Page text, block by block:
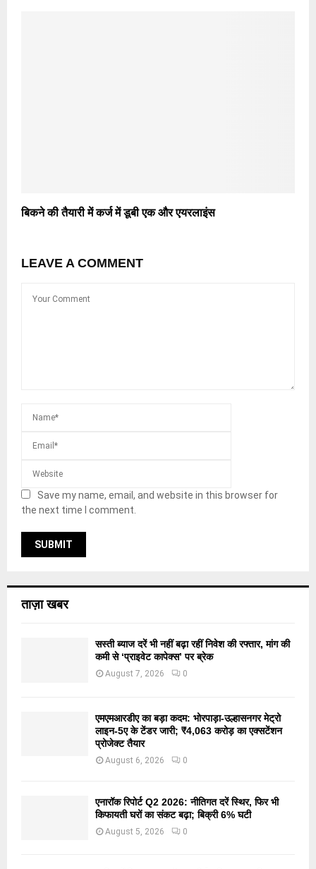
बिकने की तैयारी में कर्ज में डूबी एक और एयरलाइंस
LEAVE A COMMENT
Save my name, email, and website in this browser for
the next time I comment.
ताज़ा खबर
सस्ती ब्याज दरें भी नहीं बढ़ा रहीं निवेश की रफ्तार, मांग की
कमी से ‘प्राइवेट कापेक्स’ पर ब्रेक
August 7, 2026 0
एमएमआरडीए का बड़ा कदम: भोरपाड़ा-उल्हासनगर मेट्रो
लाइन-5ए के टेंडर जारी; ₹4,063 करोड़ का एक्सटेंशन
प्रोजेक्ट तैयार
August 6, 2026 0
एनारॉक रिपोर्ट Q2 2026: नीतिगत दरें स्थिर, फिर भी
किफायती घरों का संकट बढ़ा; बिक्री 6% घटी
August 5, 2026 0